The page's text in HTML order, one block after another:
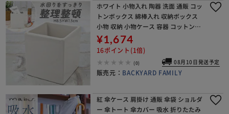
ホワイト 小物入れ 陶器 洗面 通販 コッ
トンボックス 綿棒入れ 収納ボックス
小物 収納 小物ケース 容器 コットンケ
ース 歯ブラシ 化粧ブラシ立て 洗面台
洗面所 サニタリー 可愛い かわいい お
¥1,674
16ポイント(1倍)
(0) 08月10日発送予定
販売元： BACKYARD FAMILY
紅 傘ケース 肩掛け 通販 傘袋 ショルダ
ー 傘トート 傘カバー 吸水 折りたたみ